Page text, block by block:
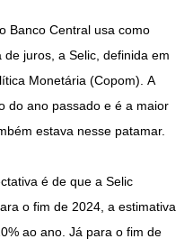
Banco Central usa como
juros, a Selic, definida em
Monetária (Copom). A
do ano passado e é a maior
estava nesse patamar.
é de que a Selic
o fim de 2024, a estimativa
ao ano. Já para o fim de